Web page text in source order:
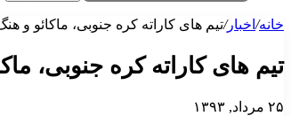
خانه/ اخبار/تیم های کاراته کره جنوبی، ماکائو و
تیم های کاراته کره جنوبی،
۲۵ مرداد, ۱۳۹۳